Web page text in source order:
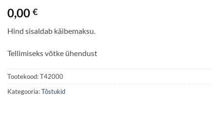
0,00 €
Hind sisaldab käibemaksu.
Tellimiseks võtke ühendust
Tootekood:T42000
Kategooria:Tõstukid